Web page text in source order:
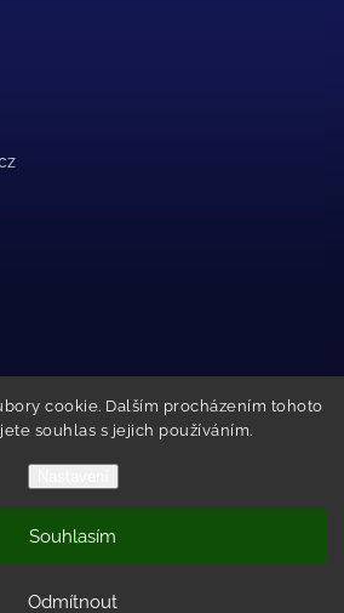
cookie. Dalším procházením tohoto
souhlas s jejich používáním.
Odmítnout
Souhlasím
Vytvořil Shoptet